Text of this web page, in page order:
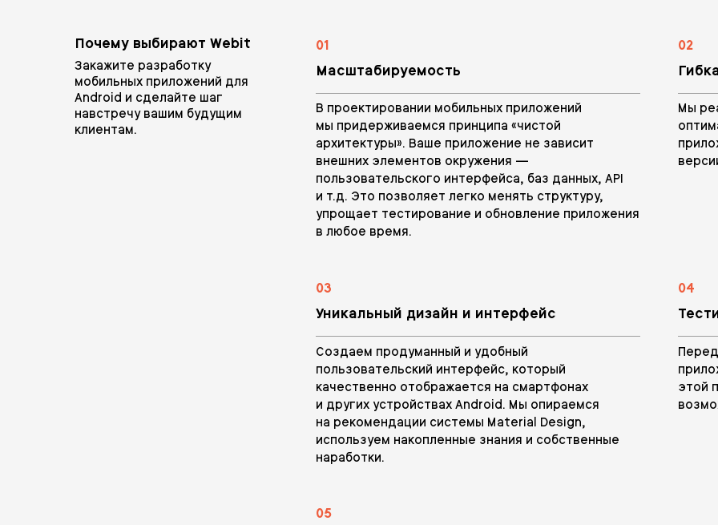
Почему выбирают Webit
Закажите разработку
мобильных приложений для
Android и сделайте шаг
навстречу вашим будущим
клиентам.
01
Масштабируемость
В проектировании мобильных приложений
мы придерживаемся принципа «чистой
архитектуры». Ваше приложение не зависит
внешних элементов окружения —
пользовательского интерфейса, баз данных, API
и т.д. Это позволяет легко менять структуру,
упрощает тестирование и обновление приложения
в любое время.
02
Мы
03
Уникальный дизайн и интерфейс
Создаем продуманный и удобный
пользовательский интерфейс, который
качественно отображается на смартфонах
и других устройствах Android. Мы опираемся
на рекомендации системы Material Design,
используем накопленные знания и собственные
наработки.
04
этой
05